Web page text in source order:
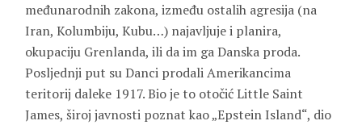
međunarodnih zakona, između ostalih agresija (na
Iran, Kolumbiju, Kubu…) najavljuje i planira,
okupaciju Grenlanda, ili da im ga Danska proda.
Posljednji put su Danci prodali Amerikancima
teritorij daleke 1917. Bio je to otočić Little Saint
James, široj javnosti poznat kao „Epstein Island“, dio